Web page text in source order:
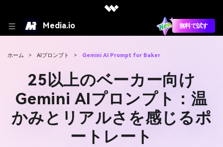
Media.io 無料で試す
ホーム > AIプロンプト > Gemini AI Prompt for Baker
25以上のベーカー向け
Gemini AIプロンプト：温
かみとリアルさを感じるポ
ートレート